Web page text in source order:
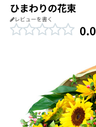
ひまわりの花束
レビューを書く
0.0